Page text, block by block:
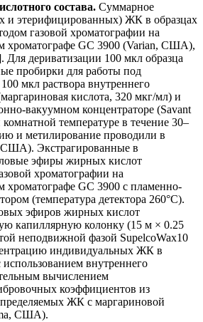
состава. Суммарное
и этерифицированных) ЖК в образцах
газовой хроматографии на
хроматографе GC 3900 (Varian, США),
Для дериватизации 100 мкл образца
пробирки для работы под
мкл раствора внутреннего
кислота, 320 мкг/мл) и
вакуумном концентраторе (Savant
температуре в течение 30–
и метилирование проводили в
США). Экстрагированные в
эфиры жирных кислот
хроматографии на
хроматографе GC 3900 с пламенно-
(температура детектора 260°С).
эфиров жирных кислот
капиллярную колонку (15 м × 0.25
неподвижной фазой SupelcoWax10
индивидуальных ЖК в
использованием внутреннего
вычислением
коэффициентов из
ЖК с маргариновой
США).